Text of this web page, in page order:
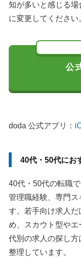
知が多いと感じる
に変更してください
公
doda 公式アプリ：
40代・50代にお
40代・50代の転職
管理職経験、専門
す。若手向け求人
め、スカウト型や
代別の求人の探し方
整理しています。